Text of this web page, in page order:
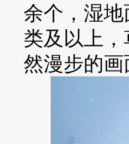
余个，湿
类及以上
然漫步的画